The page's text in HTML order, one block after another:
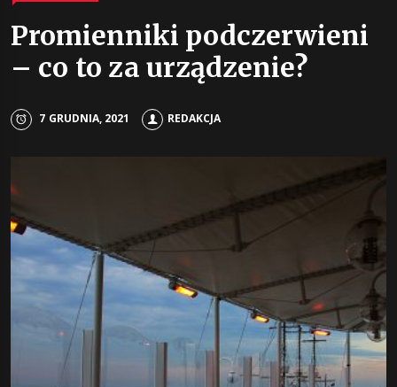
Promienniki podczerwieni
– co to za urządzenie?
7 GRUDNIA, 2021 REDAKCJA